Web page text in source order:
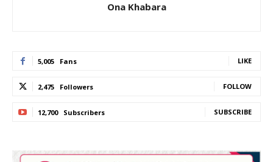
Ona Khabara
5,005 Fans LIKE
2,475 Followers FOLLOW
12,700 Subscribers SUBSCRIBE